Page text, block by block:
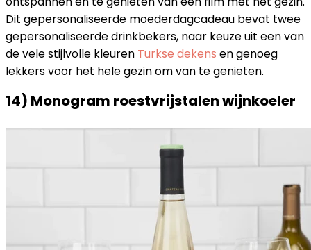
Dit gepersonaliseerde moederdagcadeau bevat twee
gepersonaliseerde drinkbekers, naar keuze uit een van
de vele stijlvolle kleuren Turkse dekens en genoeg
lekkers voor het hele gezin om van te genieten.
14) Monogram roestvrijstalen wijnkoeler